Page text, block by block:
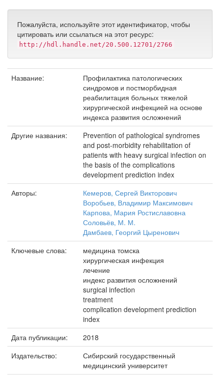
Пожалуйста, используйте этот идентификатор, чтобы
цитировать или ссылаться на этот ресурс:
http://hdl.handle.net/20.500.12701/2766
Название:
Профилактика патологических
синдромов и постморбидная
реабилитация больных тяжелой
хирургической инфекцией на основе
индекса развития осложнений
Другие названия:
Prevention of pathological syndromes
and post-morbidity rehabilitation of
patients with heavy surgical infection on
the basis of the complications
development prediction index
Авторы:
Кемеров, Сергей Викторович
Воробьев, Владимир Максимович
Карпова, Мария Ростиславовна
Соловьёв, М. М.
Дамбаев, Георгий Цыренович
Ключевые слова:
медицина томска
хирургическая инфекция
лечение
индекс развития осложнений
surgical infection
treatment
complication development prediction
index
Дата публикации:
2018
Издательство:
Сибирский государственный
медицинский университет